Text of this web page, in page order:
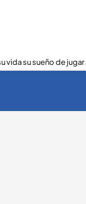
vida su sueño de